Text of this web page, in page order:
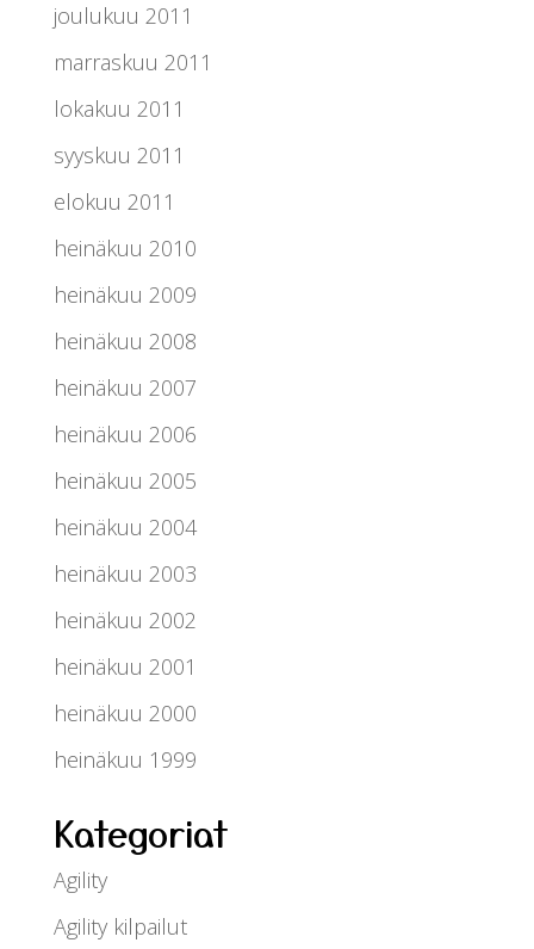
joulukuu 2011
marraskuu 2011
lokakuu 2011
syyskuu 2011
elokuu 2011
heinäkuu 2010
heinäkuu 2009
heinäkuu 2008
heinäkuu 2007
heinäkuu 2006
heinäkuu 2005
heinäkuu 2004
heinäkuu 2003
heinäkuu 2002
heinäkuu 2001
heinäkuu 2000
heinäkuu 1999
Kategoriat
Agility
Agility kilpailut